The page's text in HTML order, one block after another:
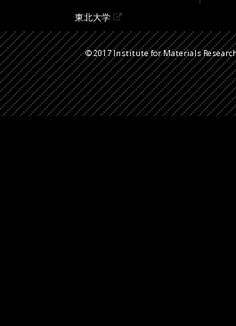
東北大学
© 2017 Institute for Materials